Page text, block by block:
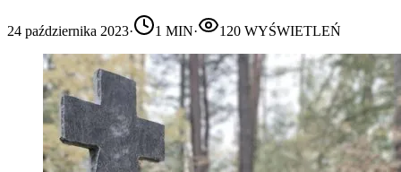
24 października 2023· 1 MIN· 120 WYŚWIETLEŃ